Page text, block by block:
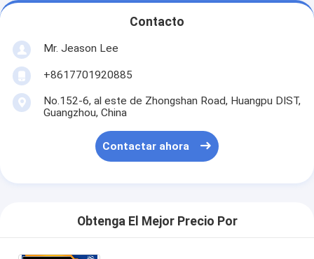
Contacto
Mr. Jeason Lee
+8617701920885
No.152-6, al este de Zhongshan Road, Huangpu DIST,
Guangzhou, China
Contactar ahora
Obtenga El Mejor Precio Por